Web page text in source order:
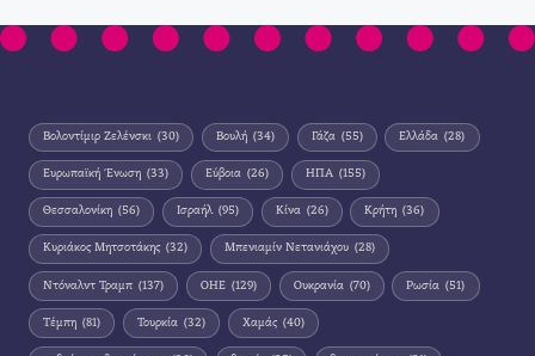
Βολοντίμιρ Ζελένσκι (30) Βουλή (34) Γάζα (55) Ελλάδα (28)
Ευρωπαϊκή Ένωση (33) Εύβοια (26) ΗΠΑ (155)
Θεσσαλονίκη (56) Ισραήλ (95) Κίνα (26) Κρήτη (36)
Κυριάκος Μητσοτάκης (32) Μπενιαμίν Νετανιάχου (28)
Ντόναλντ Τραμπ (137) ΟΗΕ (129) Ουκρανία (70) Ρωσία (51)
Τέμπη (81) Τουρκία (32) Χαμάς (40)